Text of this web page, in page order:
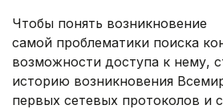
Чтобы понять возникновение
самой проблематики поиска
возможности доступа к нему,
историю возникновения
первых сетевых протоколов и